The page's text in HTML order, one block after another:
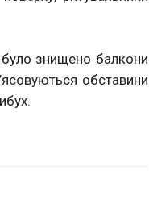
знищено балкони
обставини